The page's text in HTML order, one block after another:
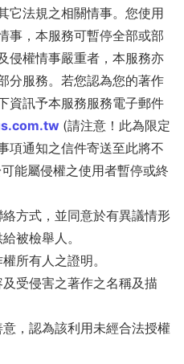
它法規之相關情事。您使用
事，本服務可暫停全部或部
侵權情事嚴重者，本服務亦
分服務。若您認為您的著作
資訊予本服務服務電子郵件
(請注意！此為限定
項通知之信件寄送至此將不
能屬侵權之使用者暫停或終
方式，並同意於有異議情形
被檢舉人。
所有人之證明。
受侵害之著作之名稱及描
，認為該利用未經合法授權